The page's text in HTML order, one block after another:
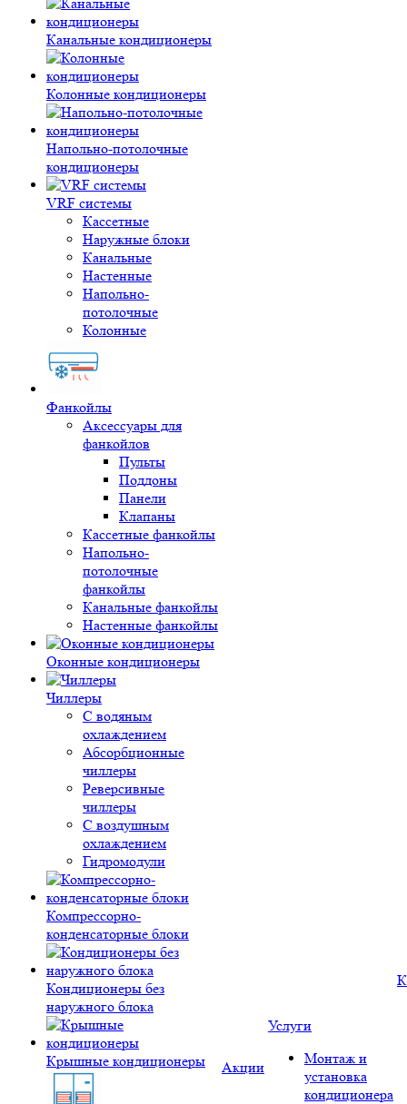
Канальные кондиционеры
Колонные кондиционеры
Напольно-потолочные
кондиционеры
VRF системы
Кассетные
Наружные блоки
Канальные
Настенные
Напольно-
потолочные
Колонные
Фанкойлы
Аксессуары для
фанкойлов
Пульты
Поддоны
Панели
Клапаны
Кассетные фанкойлы
Напольно-
потолочные
фанкойлы
Канальные фанкойлы
Настенные фанкойлы
Оконные кондиционеры
Чиллеры
С водяным
охлаждением
Абсорбционные
чиллеры
Реверсивные
чиллеры
С воздушным
охлаждением
Гидромодули
Компрессорно-
конденсаторные блоки
Кондиционеры без
наружного блока
Крышные кондиционеры Акции
Услуги
Монтаж и
установка
кондиционера